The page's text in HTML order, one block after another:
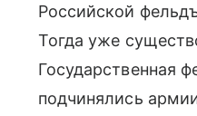
Российской
Тогда уже
Государственная
подчинялись